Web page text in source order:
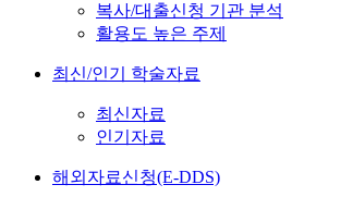
복사/대출신청 기관 분석
활용도 높은 주제
최신/인기 학술자료
최신자료
인기자료
해외자료신청(E-DDS)